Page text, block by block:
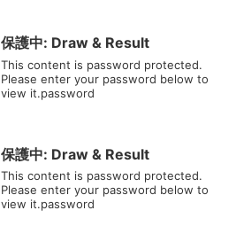
保護中: Draw & Result
This content is password protected.
Please enter your password below to
view it.password
保護中: Draw & Result
This content is password protected.
Please enter your password below to
view it.password